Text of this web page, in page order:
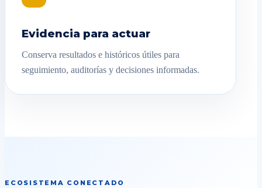
Evidencia para actuar
Conserva resultados e históricos útiles para
seguimiento, auditorías y decisiones informadas.
ECOSISTEMA CONECTADO